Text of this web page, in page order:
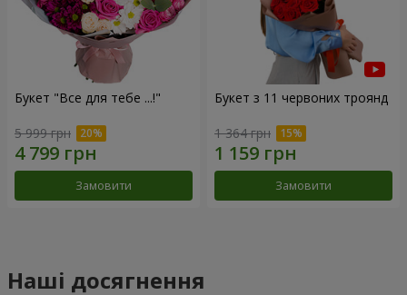
Букет "Все для тебе ...!"
5 999 грн
Замовити
Букет з 11 червоних троянд
1 364 грн
Замовити
Наші досягнення